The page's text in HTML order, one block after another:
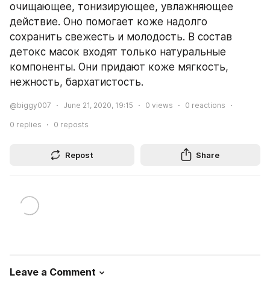
очищающее, тонизирующее, увлажняющее
действие. Оно помогает коже надолго
сохранить свежесть и молодость. В состав
детокс масок входят только натуральные
компоненты. Они придают коже мягкость,
нежность, бархатистость.
@biggy007 June 21, 2020, 19:15 0 views 0 reactions
0 replies 0 reposts
Repost Share
Leave a Comment